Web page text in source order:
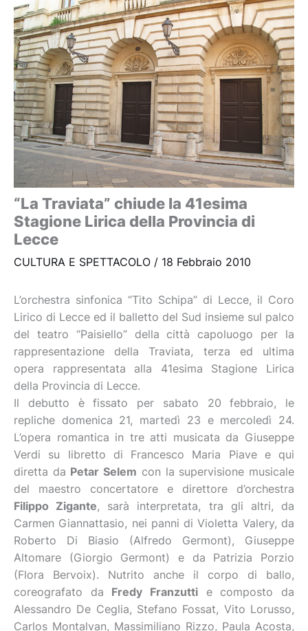
“La Traviata” chiude la 41esima
Stagione Lirica della Provincia di
Lecce
CULTURA E SPETTACOLO / 18 Febbraio 2010
L’orchestra sinfonica “Tito Schipa” di Lecce, il Coro
Lirico di Lecce ed il balletto del Sud insieme sul palco
del teatro “Paisiello” della città capoluogo per la
rappresentazione della Traviata, terza ed ultima
opera rappresentata alla 41esima Stagione Lirica
della Provincia di Lecce.
Il debutto è fissato per sabato 20 febbraio, le
repliche domenica 21, martedì 23 e mercoledì 24.
L’opera romantica in tre atti musicata da Giuseppe
Verdi su libretto di Francesco Maria Piave e qui
diretta da Petar Selem con la supervisione musicale
del maestro concertatore e direttore d’orchestra
Filippo Zigante, sarà interpretata, tra gli altri, da
Carmen Giannattasio, nei panni di Violetta Valery, da
Roberto Di Biasio (Alfredo Germont), Giuseppe
Altomare (Giorgio Germont) e da Patrizia Porzio
(Flora Bervoix). Nutrito anche il corpo di ballo,
coreografato da Fredy Franzutti e composto da
Alessandro De Ceglia, Stefano Fossat, Vito Lorusso,
Carlos Montalvan, Massimiliano Rizzo, Paula Acosta,